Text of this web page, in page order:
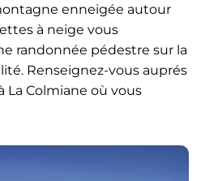
enneigée autour
à neige vous
randonnée pédestre sur la
Renseignez-vous auprés
La Colmiane où vous